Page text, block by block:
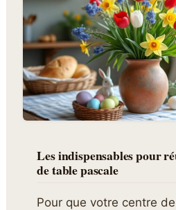
Les indispensables pour
de table pascale
Pour que votre centre